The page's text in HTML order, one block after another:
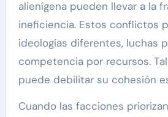
alienígena pueden llevar a la
ineficiencia. Estos conflictos
ideologías diferentes, luchas
competencia por recursos.
puede debilitar su cohesión
Cuando las facciones